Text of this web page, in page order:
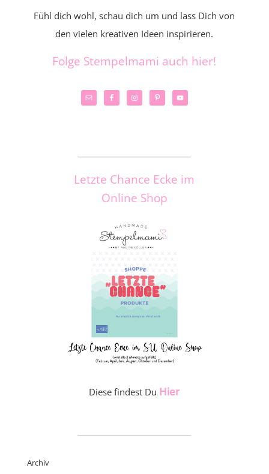
Fühl dich wohl, schau dich um und lass Dich von
den vielen kreativen Ideen inspirieren.
Folge Stempelmami auch hier!
Letzte Chance Ecke im
Online Shop
Diese findest Du Hier
Archiv